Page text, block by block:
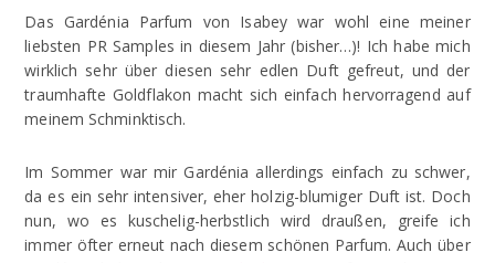
Das Gardénia Parfum von Isabey war wohl eine meiner
liebsten PR Samples in diesem Jahr (bisher…)! Ich habe mich
wirklich sehr über diesen sehr edlen Duft gefreut, und der
traumhafte Goldflakon macht sich einfach hervorragend auf
meinem Schminktisch.
Im Sommer war mir Gardénia allerdings einfach zu schwer,
da es ein sehr intensiver, eher holzig-blumiger Duft ist. Doch
nun, wo es kuschelig-herbstlich wird draußen, greife ich
immer öfter erneut nach diesem schönen Parfum. Auch über